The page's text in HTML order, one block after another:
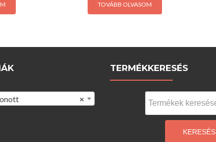
TOVÁBB OLVASOM
×
TERMÉKKERESÉS
következőre:
KERESÉS